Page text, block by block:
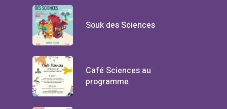
Souk des Sciences
Café Sciences au
programme